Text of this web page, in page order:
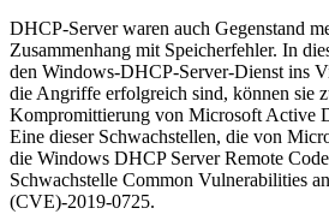
DHCP-Server waren auch Gegenstand
Zusammenhang mit Speicherfehler. In
den Windows-DHCP-Server-Dienst ins
die Angriffe erfolgreich sind, können sie
Kompromittierung von Microsoft Active
Eine dieser Schwachstellen, die von
die Windows DHCP Server Remote
Schwachstelle Common Vulnerabilities
(CVE)-2019-0725.